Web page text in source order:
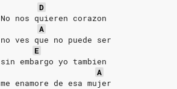
D
No nos quieren corazon
A
no ves que no puede ser
E
sin embargo yo tambien
A
me enamore de esa mujer